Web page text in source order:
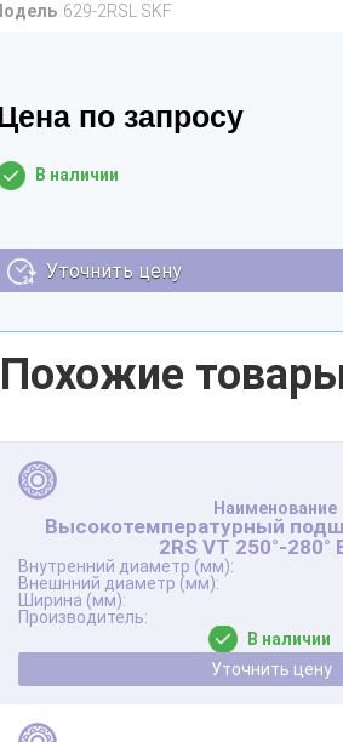
629-2RSL SKF
по запросу
В наличии
Уточнить цену
Похожие
Высокотемпературный
2RS VT 250°-280°
В наличии
Уточнить цену